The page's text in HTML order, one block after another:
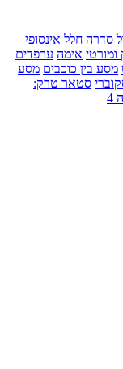
סדרה חלל אינסופי
ומורטי אימה ערפדים
מסע בין כוכבים מסע
סטאר טרק:
4